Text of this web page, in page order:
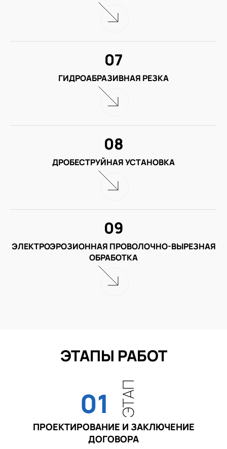
ГИДРОАБРАЗИВНАЯ РЕЗКА
07
ДРОБЕСТРУЙНАЯ УСТАНОВКА
08
ЭЛЕКТРОЭРОЗИОННАЯ ПРОВОЛОЧНО-ВЫРЕЗНАЯ
ОБРАБОТКА
09
ЭТАПЫ РАБОТ
01 ЭТАП
ПРОЕКТИРОВАНИЕ И ЗАКЛЮЧЕНИЕ
ДОГОВОРА